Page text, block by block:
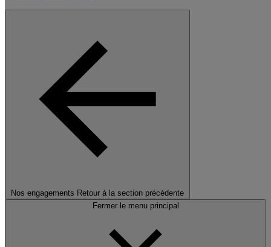
Nos engagements Retour à la section précédente
Fermer le menu principal